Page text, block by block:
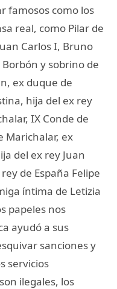
famosos como los
real, como Pilar de
Carlos I, Bruno
y sobrino de
ex duque de
hija del ex rey
IX Conde de
Marichalar, ex
del ex rey Juan
de España Felipe
íntima de Letizia
papeles nos
ayudó a sus
sanciones y
servicios
ilegales, los